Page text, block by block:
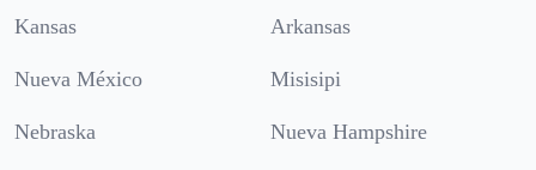
Kansas Arkansas
Nueva México Misisipi
Nebraska Nueva Hampshire